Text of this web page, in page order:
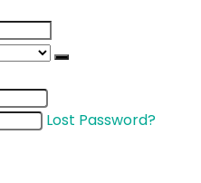
Lost Password?